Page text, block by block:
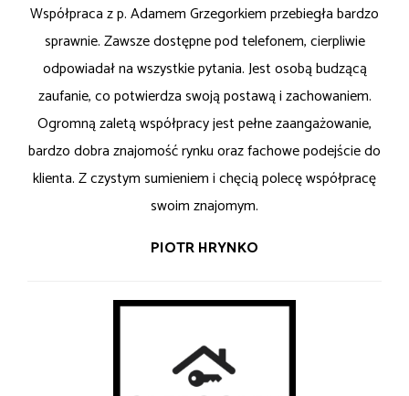
Współpraca z p. Adamem Grzegorkiem przebiegła bardzo
sprawnie. Zawsze dostępne pod telefonem, cierpliwie
odpowiadał na wszystkie pytania. Jest osobą budzącą
zaufanie, co potwierdza swoją postawą i zachowaniem.
Ogromną zaletą współpracy jest pełne zaangażowanie,
bardzo dobra znajomość rynku oraz fachowe podejście do
klienta. Z czystym sumieniem i chęcią polecę współpracę
swoim znajomym.
PIOTR HRYNKO